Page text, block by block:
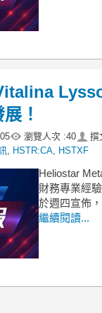
！
瀏覽人次 :40 撰
HSTR:CA HSTXF
Heliostar
財務專業經
於週四宣佈
繼續閱讀...